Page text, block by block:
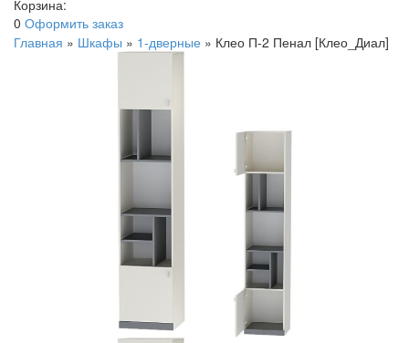
Корзина:
0 Оформить заказ
Главная » Шкафы » 1-дверные » Клео П-2 Пенал [Клео_Диал]